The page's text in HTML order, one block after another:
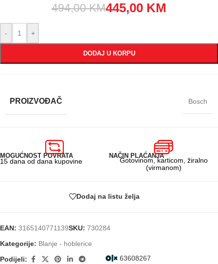
494,00KM445,00 KM
- +
DODAJ U KORPU
PROIZVOĐAČ Bosch
MOGUĆNOST POVRATA
15 dana od dana kupovine
NAČIN PLAĆANJA
Gotovinom, karticom, žiralno
(virmanom)
Dodaj na listu želja
EAN: 3165140771139SKU: 730284
Kategorije: Blanje - hoblerice
63608267
Podijeli: